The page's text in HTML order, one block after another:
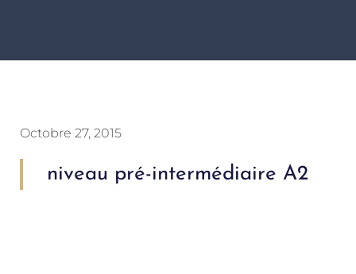
Octobre 27, 2015
niveau pré-intermédiaire A2